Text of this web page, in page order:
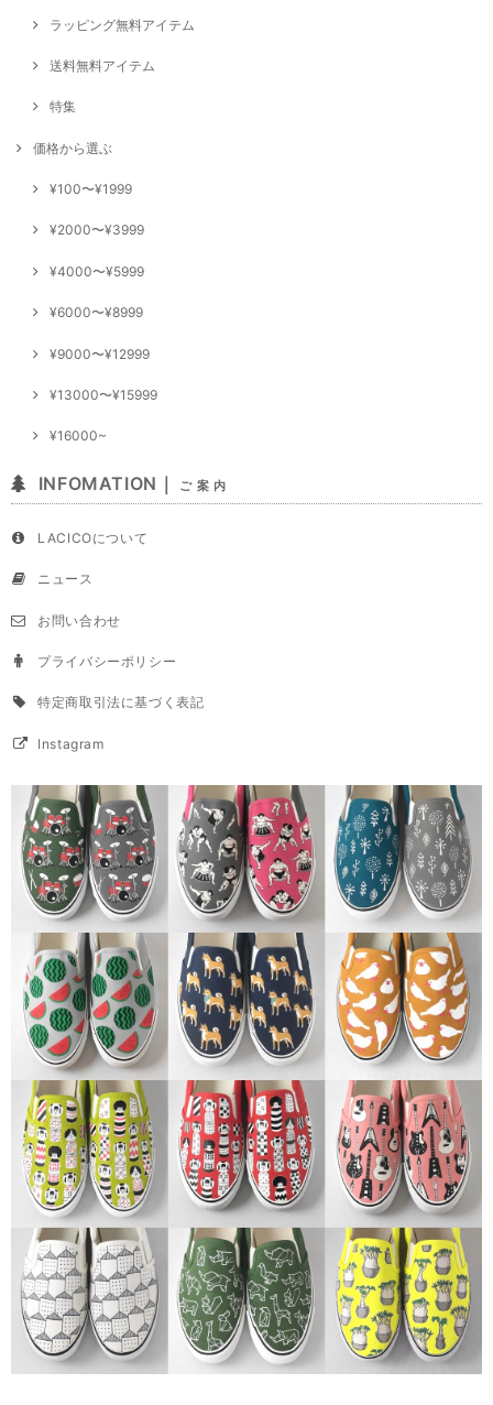
ラッピング無料アイテム
送料無料アイテム
特集
価格から選ぶ
¥100〜¥1999
¥2000〜¥3999
¥4000〜¥5999
¥6000〜¥8999
¥9000〜¥12999
¥13000〜¥15999
¥16000~
INFOMATION｜ ご 案 内
LACICOについて
ニュース
お問い合わせ
プライバシーポリシー
特定商取引法に基づく表記
Instagram